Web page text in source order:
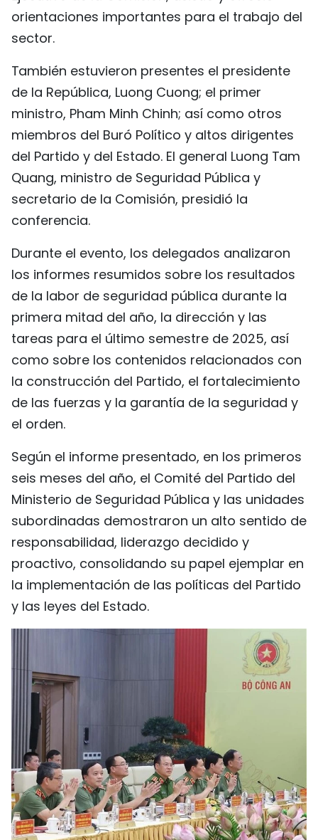
orientaciones importantes para el trabajo del
sector.
También estuvieron presentes el presidente
de la República, Luong Cuong; el primer
ministro, Pham Minh Chinh; así como otros
miembros del Buró Político y altos dirigentes
del Partido y del Estado. El general Luong Tam
Quang, ministro de Seguridad Pública y
secretario de la Comisión, presidió la
conferencia.
Durante el evento, los delegados analizaron
los informes resumidos sobre los resultados
de la labor de seguridad pública durante la
primera mitad del año, la dirección y las
tareas para el último semestre de 2025, así
como sobre los contenidos relacionados con
la construcción del Partido, el fortalecimiento
de las fuerzas y la garantía de la seguridad y
el orden.
Según el informe presentado, en los primeros
seis meses del año, el Comité del Partido del
Ministerio de Seguridad Pública y las unidades
subordinadas demostraron un alto sentido de
responsabilidad, liderazgo decidido y
proactivo, consolidando su papel ejemplar en
la implementación de las políticas del Partido
y las leyes del Estado.